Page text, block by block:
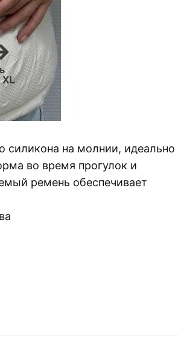
силикона на молнии, идеально
во время прогулок и
ремень обеспечивает